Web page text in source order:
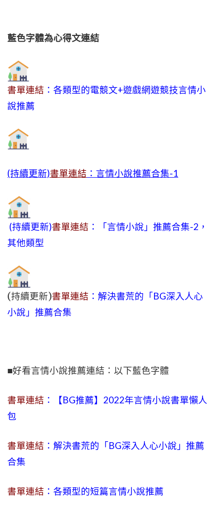
藍色字體為心得文連結
書單連結 ：各類型的電競文+遊戲網遊競技言情小
說推薦
(持續更新)書單連結 ：言情小說推薦合集-1
(持續更新)書單連結 ：「言情小說」推薦合集-2，
其他類型
(持續更新)書單連結 ：解決書荒的「BG深入人心
小說」推薦合集
■好看言情小說推薦連結：以下藍色字體
書單連結 ：【BG推薦】2022年言情小說書單懶人
包
書單連結 ：解決書荒的「BG深入人心小說」推薦
合集
書單連結 ：各類型的短篇言情小說推薦